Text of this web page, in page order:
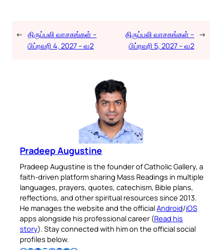
← திருப்பலி வாசகங்கள் –
பிப்ரவரி 4, 2027 – வ2
திருப்பலி வாசகங்கள் –
பிப்ரவரி 5, 2027 – வ2
→
Pradeep Augustine
Pradeep Augustine is the founder of Catholic Gallery, a
faith-driven platform sharing Mass Readings in multiple
languages, prayers, quotes, catechism, Bible plans,
reflections, and other spiritual resources since 2013.
He manages the website and the officialAndroid/iOS
apps alongside his professional career (Read his
story). Stay connected with him on the official social
profiles below.